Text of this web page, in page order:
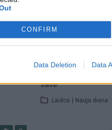
CONFIRM
Data Deletion Data
Lietuvos
vertinantis šaulys:
save
Laidos | Nauja diena